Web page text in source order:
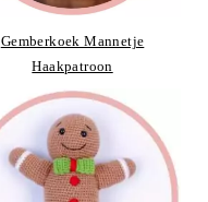
Gemberkoek Mannetje
Haakpatroon